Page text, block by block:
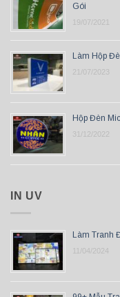
Gói
19/07/2021
Làm Hộp
21/07/2023
Hộp Đèn
31/12/2022
IN UV
Làm Tranh
11/04/2024